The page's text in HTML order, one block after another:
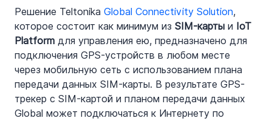
Решение Teltonika Global Connectivity Solution,
которое состоит как минимум из SIM-карты и IoT
Platform для управления ею, предназначено для
подключения GPS-устройств в любом месте
через мобильную сеть с использованием плана
передачи данных SIM-карты. В результате GPS-
трекер с SIM-картой и планом передачи данных
Global может подключаться к Интернету по